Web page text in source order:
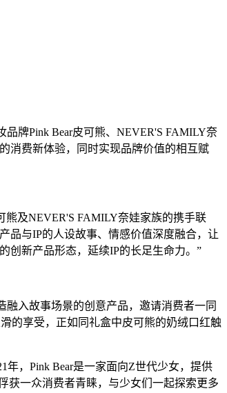
牌Pink Bear皮可熊、NEVER'S FAMILY奈
消费新体验，同时实现品牌价值的相互赋
及NEVER'S FAMILY奈娃家族的携手联
品与IP的人设故事、情感价值深度融合，让
创新产品形态，延续IP的长足生命力。”
入故事场景的创意产品，邀请消费者一同
的享受，正如同礼盒中皮可熊的奶绒口红触
，Pink Bear是一家面向Z世代少女，提供
获一众消费者青睐，与少女们一起探索更多